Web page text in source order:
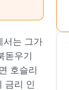
서는 그가
돋우기
호슬리
금리 인